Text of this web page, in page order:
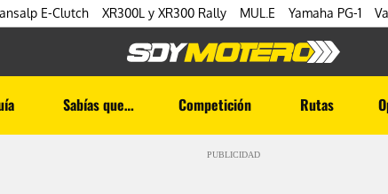
E-Clutch XR300L y XR300 Rally MUL.E Yamaha PG-1
Sabías que… Competición Rutas
PUBLICIDAD